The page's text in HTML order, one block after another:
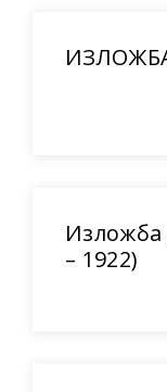
– 1922)